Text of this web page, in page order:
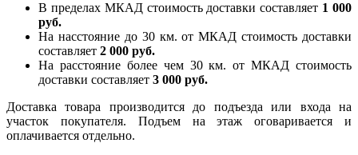
В пределах МКАД стоимость доставки составляет 1 000
руб.
На насcтояние до 30 км. от МКАД стоимость доставки
составляет 2 000 руб.
На расстояние более чем 30 км. от МКАД стоимость
доставки составляет 3 000 руб.
Доставка товара производится до подъезда или входа на
участок покупателя. Подъем на этаж оговаривается и
оплачивается отдельно.